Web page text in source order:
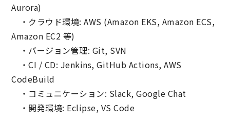
Aurora)
・クラウド環境: AWS (Amazon EKS, Amazon ECS,
Amazon EC2 等)
・バージョン管理: Git, SVN
・CI / CD: Jenkins, GitHub Actions, AWS
CodeBuild
・コミュニケーション: Slack, Google Chat
・開発環境: Eclipse, VS Code